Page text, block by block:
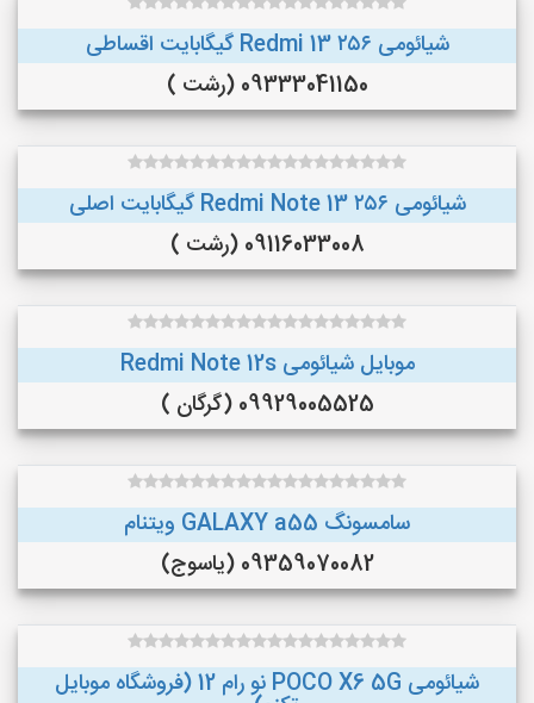
شیائومی Redmi 13 ۲۵۶ گیگابایت اقساطی
09333041150 (رشت )
شیائومی Redmi Note 13 ۲۵۶ گیگابایت اصلی
09116033008 (رشت )
موبایل شیائومی Redmi Note 12s
09929005525 (گرگان )
سامسونگ GALAXY a55 ویتنام
09359070082 (یاسوج)
شیائومی POCO X6 5G نو رام 12 (فروشگاه موبایل